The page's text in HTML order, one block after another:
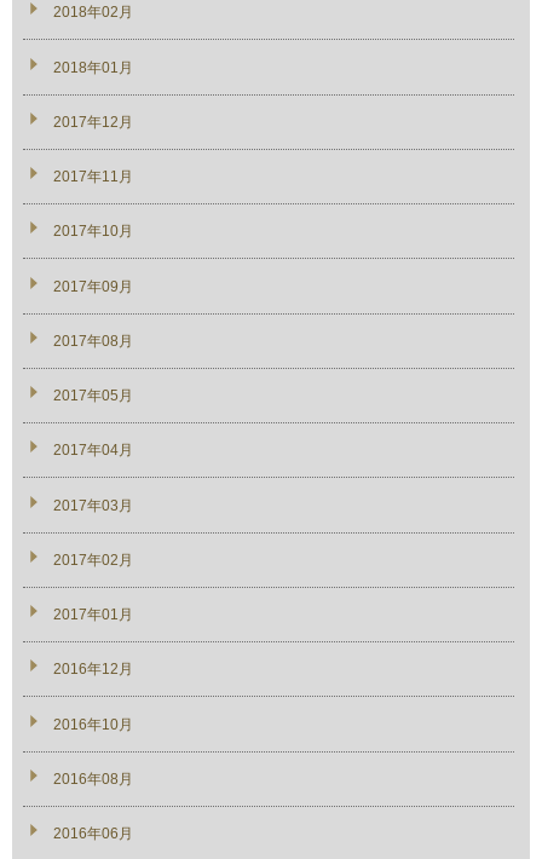
2018年02月
2018年01月
2017年12月
2017年11月
2017年10月
2017年09月
2017年08月
2017年05月
2017年04月
2017年03月
2017年02月
2017年01月
2016年12月
2016年10月
2016年08月
2016年06月